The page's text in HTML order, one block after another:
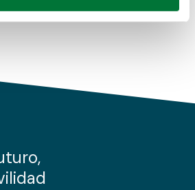
sobre cómo se procesan sus
que haga del sitio web con
redes sociales, publicidad y análisis